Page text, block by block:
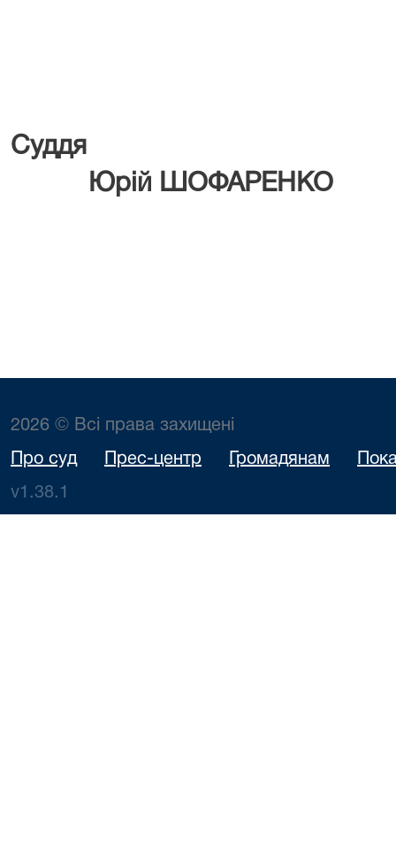
Юрій ШОФАРЕНКО
2026 © Всі права захищені
Про суд Прес-центр Громадянам
v1.38.1